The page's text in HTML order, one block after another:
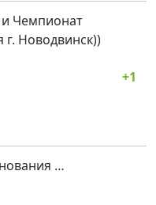
и Чемпионат
Новодвинск))
…